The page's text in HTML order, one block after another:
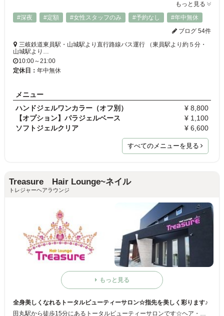
もっと見る
#深夜
#定額 #女性スタッフのみ #予約なし
#年中無休
ブログ 54件
三岐鉄道東員駅・山城駅より直行路線バス運行 （東員駅より約５分・
山城駅より…
10:00～21:00
定休日： 年中無休
メニュー
ハンドジェルワンカラー（オフ別）
¥ 8,800
【オプション】パラジェルベース
¥ 1,100
ソフトジェルクリア
¥ 6,600
すべてのメニューを見る
Treasure Hair Lounge~ネイル
トレジャーヘアラウンジ
もっと見る
全身美しくなれるトータルビューティーサロン☆指先を美しく彩ります♪
田丸駅から徒歩15分にあるトータルビューティーサロンです☆ヘア・リラク・ネイルと、頭の先からつま先までプロデュース！お客様のご希望に合わせて、JNEネイリスト技能検定1級取得の専属ネイリストが施術！フレンチやピーコックなど豊富なデザインを用意してお待ちしております！